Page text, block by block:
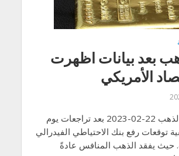
بعد بيانات اظهرت
الأمريكي
تباينت أسعار الذهب 22-02-2023 بعد تراجعات يوم
توقعات رفع بنك الاحتياطي الفيدرالي
حيث يفقد الذهب المنافس عادةً